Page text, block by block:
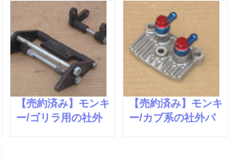
【売約済み】モンキ
ー/ゴリラ用の社外
【売約済み】モンキ
ー/カブ系の社外パ